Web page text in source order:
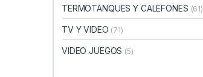
TERMOTANQUES Y CALEFONES (61)
TV Y VIDEO (71)
VIDEO JUEGOS (5)